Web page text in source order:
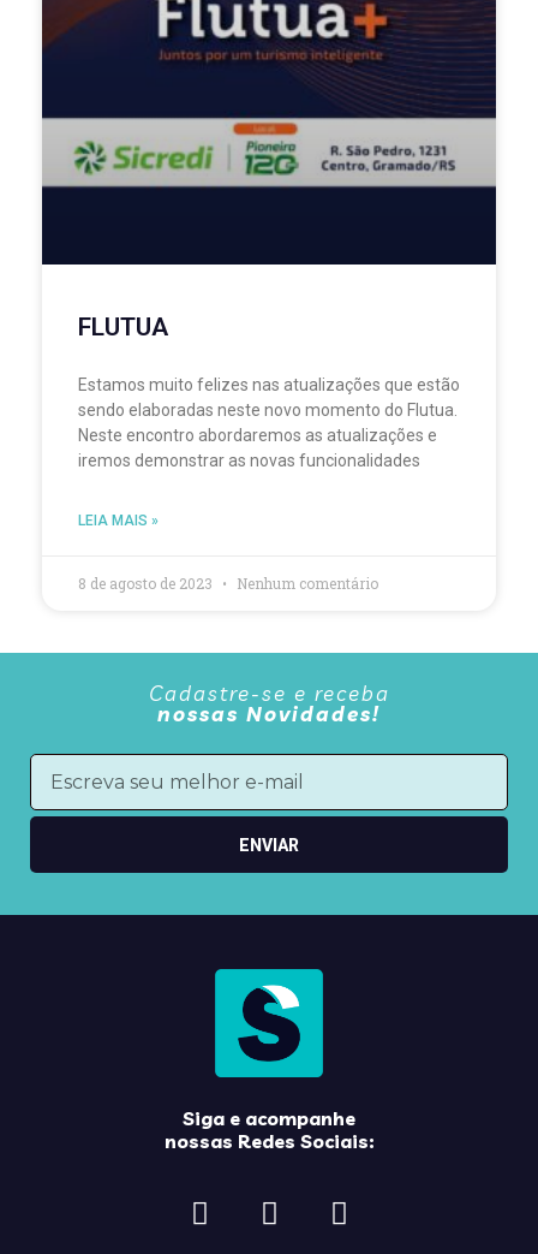
FLUTUA
Estamos muito felizes nas atualizações que estão
sendo elaboradas neste novo momento do Flutua.
Neste encontro abordaremos as atualizações e
iremos demonstrar as novas funcionalidades
LEIA MAIS »
8 de agosto de 2023 Nenhum comentário
Cadastre-se e receba
nossas Novidades!
ENVIAR
Siga e acompanhe
nossas Redes Sociais: